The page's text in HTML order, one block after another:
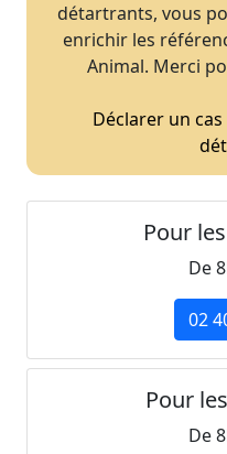
détartrants, vous
enrichir les
Animal. Merci
Déclarer un
Pour
De
02
Pour
De